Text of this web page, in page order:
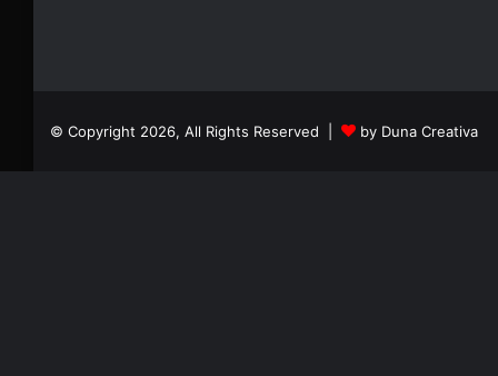
© Copyright 2026, All Rights Reserved | by Duna Creativa